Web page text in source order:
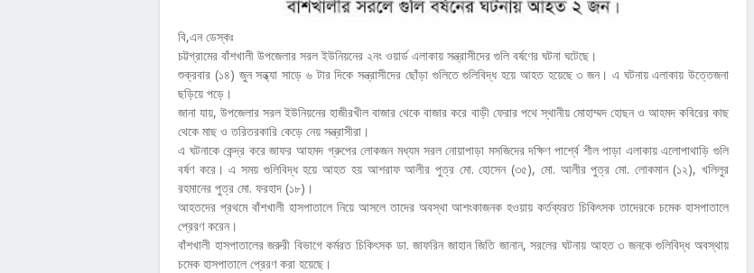
বি,এন ডেস্কঃ
চট্টগ্রামের বাঁশখালী উপজেলার সরল ইউনিয়নের ২নং ওয়ার্ড এলাকায় সন্ত্রাসীদের গুলি বর্ষণের ঘটনা ঘটেছে।
শুক্রবার (১৪) জুন সন্ধ্যা সাড়ে ৬ টার দিকে সন্ত্রাসীদের ছোঁড়া গুলিতে গুলিবিদ্ধ হয়ে আহত হয়েছে ৩ জন। এ ঘটনায় এলাকায় উত্তেজনা
ছড়িয়ে পড়ে।
জানা যায়, উপজেলার সরল ইউনিয়নের হাজীরখীল বাজার থেকে বাজার করে বাড়ী ফেরার পথে স্থানীয় মোহাম্মদ হোছন ও আহমদ কবিরের কাছ
থেকে মাছ ও তরিতরকারি কেড়ে নেয় সন্ত্রাসীরা।
এ ঘটনাকে কেন্দ্র করে জাফর আহমদ গ্রুপের লোকজন মধ্যম সরল নোয়াপাড়া মসজিদের দক্ষিণ পার্শ্বে শীল পাড়া এলাকায় এলোপাথাড়ি গুলি
বর্ষণ করে। এ সময় গুলিবিদ্ধ হয়ে আহত হয় আশরাফ আলীর পুত্র মো. হোসেন (৩৫), মো. আলীর পুত্র মো. লোকমান (১২), খলিলুর
রহমানের পুত্র মো. ফরহাদ (১৮)।
আহতদের প্রথমে বাঁশখালী হাসপাতালে নিয়ে আসলে তাদের অবস্থা আশংকাজনক হওয়ায় কর্তব্যরত চিকিৎসক তাদেরকে চমেক হাসপাতালে
প্রেরণ করেন।
বাঁশখালী হাসপাতালের জরুরী বিভাগে কর্মরত চিকিৎসক ডা. জাফরিন জাহান জিতি জানান, সরলের ঘটনায় আহত ৩ জনকে গুলিবিদ্ধ অবস্থায়
চমেক হাসপাতালে প্রেরণ করা হয়েছে।